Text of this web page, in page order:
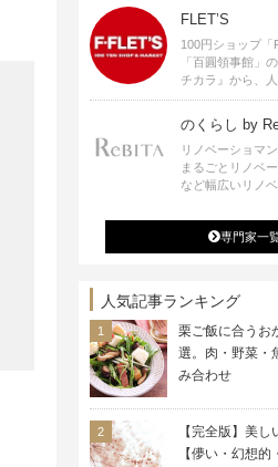
のアイディアな
暮らしを楽しむ
ます。
FLET’S
100円ショップ「
「百圓領事館」
チカラ』から、
す。
のくらし by
リノベーショマ
まるごとリノベ
など幅広いリノ
ジ・シェアスペ
ではなく「働く
する」といった
専門家一
人気記事ランキング
栗ご飯に合うお
選。肉・野菜・
み合わせ
【完全版】美し
【儚い・幻想